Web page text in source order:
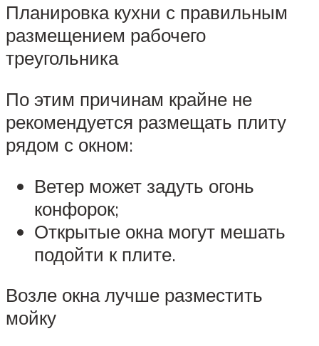
Планировка кухни с правильным
размещением рабочего
треугольника
По этим причинам крайне не
рекомендуется размещать плиту
рядом с окном:
Ветер может задуть огонь
конфорок;
Открытые окна могут мешать
подойти к плите.
Возле окна лучше разместить
мойку